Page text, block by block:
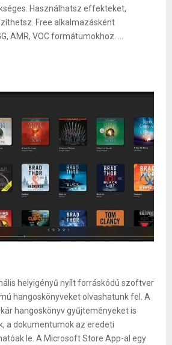
Használhatsz effekteket,
Free alkalmazásként
AMR, VOC formátumokhoz. ...
helyigényű nyílt forráskódú szoftver
hangoskönyveket olvashatunk fel. A
hangoskönyv gyűjteményeket is
a dokumentumok az eredeti
le. A Microsoft Store App-al egy